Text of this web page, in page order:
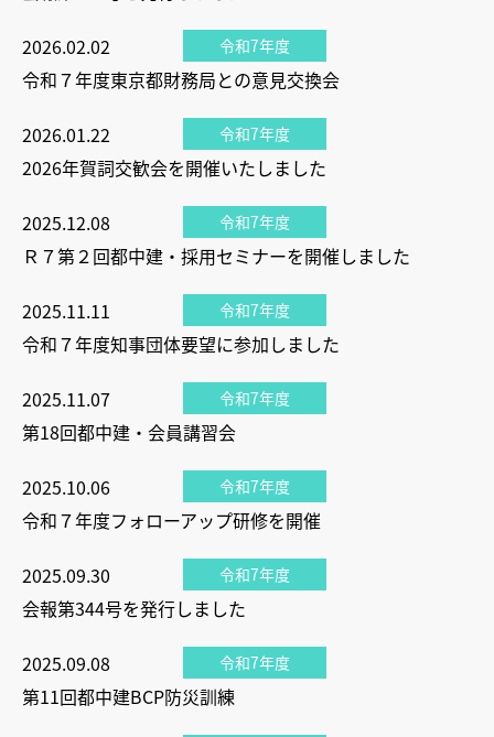
2026.02.02 令和7年度
令和７年度東京都財務局との意見交換会
2026.01.22 令和7年度
2026年賀詞交歓会を開催いたしました
2025.12.08 令和7年度
Ｒ７第２回都中建・採用セミナーを開催しました
2025.11.11 令和7年度
令和７年度知事団体要望に参加しました
2025.11.07 令和7年度
第18回都中建・会員講習会
2025.10.06 令和7年度
令和７年度フォローアップ研修を開催
2025.09.30 令和7年度
会報第344号を発行しました
2025.09.08 令和7年度
第11回都中建BCP防災訓練